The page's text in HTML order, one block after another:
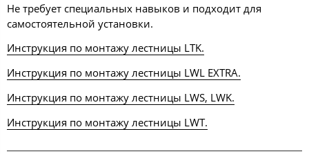
Не требует специальных навыков и подходит для
самостоятельной установки.
Инструкция по монтажу лестницы LTK.
Инструкция по монтажу лестницы LWL EXTRA.
Инструкция по монтажу лестницы LWS, LWK.
Инструкция по монтажу лестницы LWT.